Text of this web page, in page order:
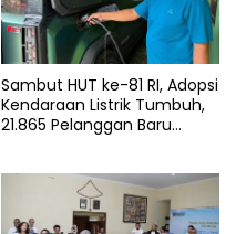
Sambut HUT ke-81 RI, Adopsi
Kendaraan Listrik Tumbuh,
21.865 Pelanggan Baru